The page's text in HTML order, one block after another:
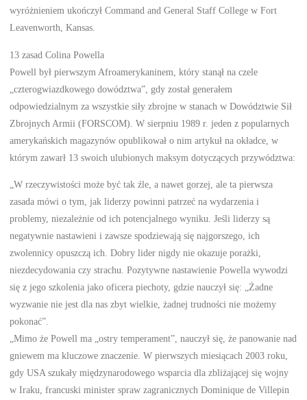
wyróżnieniem ukończył Command and General Staff College w Fort
Leavenworth, Kansas.
13 zasad Colina Powella
Powell był pierwszym Afroamerykaninem, który stanął na czele
„czterogwiazdkowego dowództwa”, gdy został generałem
odpowiedzialnym za wszystkie siły zbrojne w stanach w Dowództwie Sił
Zbrojnych Armii (FORSCOM). W sierpniu 1989 r. jeden z popularnych
amerykańskich magazynów opublikował o nim artykuł na okładce, w
którym zawarł 13 swoich ulubionych maksym dotyczących przywództwa:
„W rzeczywistości może być tak źle, a nawet gorzej, ale ta pierwsza
zasada mówi o tym, jak liderzy powinni patrzeć na wydarzenia i
problemy, niezależnie od ich potencjalnego wyniku. Jeśli liderzy są
negatywnie nastawieni i zawsze spodziewają się najgorszego, ich
zwolennicy opuszczą ich. Dobry lider nigdy nie okazuje porażki,
niezdecydowania czy strachu. Pozytywne nastawienie Powella wywodzi
się z jego szkolenia jako oficera piechoty, gdzie nauczył się: „Żadne
wyzwanie nie jest dla nas zbyt wielkie, żadnej trudności nie możemy
pokonać”.
„Mimo że Powell ma „ostry temperament”, nauczył się, że panowanie nad
gniewem ma kluczowe znaczenie. W pierwszych miesiącach 2003 roku,
gdy USA szukały międzynarodowego wsparcia dla zbliżającej się wojny
w Iraku, francuski minister spraw zagranicznych Dominique de Villepin